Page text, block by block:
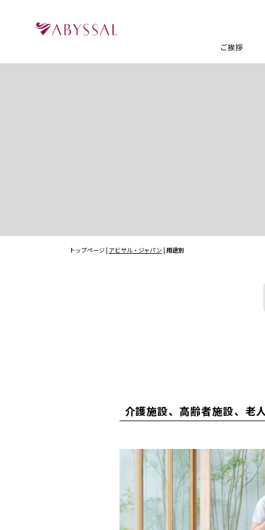
ご挨拶
トップページ | アビサル・ジャパン | 用途別
介護施設、高齢者施設、老